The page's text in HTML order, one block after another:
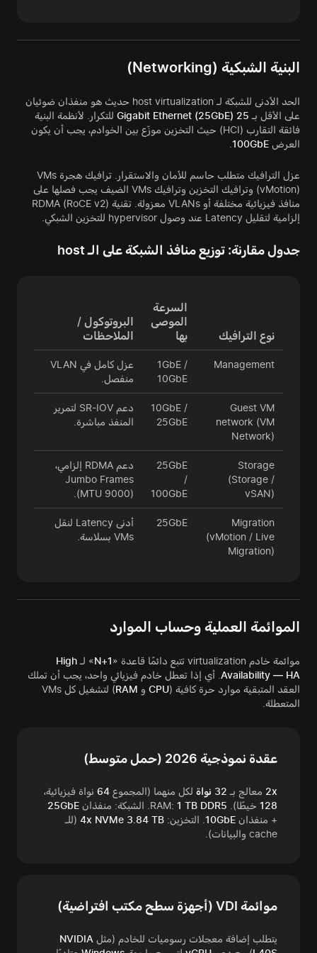
البنية الشبكية (Networking)
الحد الأدنى للشبكة لـ host virtualization حديث هو منفذان ضوئيان
على الأقل بـ 25 Gigabit Ethernet (25GbE)
للتكرار. لأنظمة البنية
فائقة التقارب (HCI) حيث التخزين موزّع بين الخوادم، يجب أن يكون
العرض 100GbE
عزل الترافيك متطلب حاسم للأمان والاستقرار. ترافيك هجرة VMs
(vMotion) وترافيك التخزين وترافيك VMs الضيف يجب فصلها على
منافذ فيزيائية مختلفة أو VLANs معزولة. تقنية RDMA (RoCE v2)
إلزامية لتقليل Latency عند وصول hypervisor للتخزين الشبكي.
جدول مقارنة: توزيع منافذ الشبكة على الـ host
نوع الترافيك
السرعة
الموصى
بها
البروتوكول /
الملاحظات
Management
1GbE /
10GbE
عزل كامل في VLAN
منفصل.
Guest VM
network (VM
Network)
10GbE /
25GbE
دعم SR-IOV لتمرير
المنفذ مباشرة.
Storage
(Storage /
vSAN)
25GbE
/
100GbE
دعم RDMA إلزامي،
Jumbo Frames
(MTU 9000).
Migration
(vMotion / Live
Migration)
25GbE
أدنى Latency لنقل
VMs بسلاسة.
الموائمة العملية وحساب الموارد
موائمة خادم virtualization تتبع دائمًا قاعدة « N+1» لـ High
Availability — HA . أي إذا تعطل خادم فيزيائي واحد، يجب أن تملك
العقد المتبقية موارد حرة كافية (CPU و RAM
) لتشغيل كل VMs
المتعطلة.
عقدة نموذجية 2026 (حمل متوسط)
2x معالج بـ 32 نواة لكل منهما (المجموع 64 نواة فيزيائية،
128 خيطًا). RAM: 1 TB DDR5 . الشبكة: منفذان 25GbE
+ منفذان 10GbE . التخزين: 4x NVMe 3.84 TB (للـ
cache والبيانات).
موائمة VDI (أجهزة سطح مكتب افتراضية)
يتطلب إضافة معجلات رسوميات للخادم (مثل NVIDIA